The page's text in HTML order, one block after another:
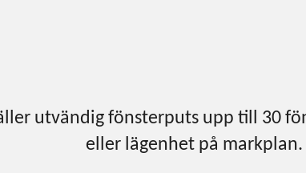
utvändig fönsterputs upp till 30
eller lägenhet på markplan.